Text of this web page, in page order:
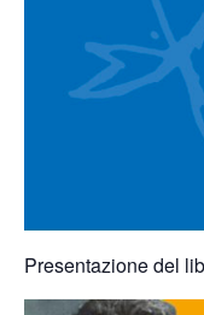
Presentazione del